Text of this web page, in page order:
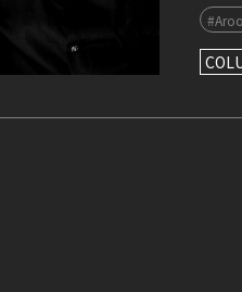
材で